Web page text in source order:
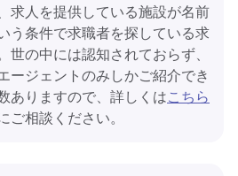
求人を提供している施設が名前
う条件で求職者を探している求
世の中には認知されておらず、
ージェントのみしかご紹介でき
ありますので、詳しくはこちら
ご相談ください。